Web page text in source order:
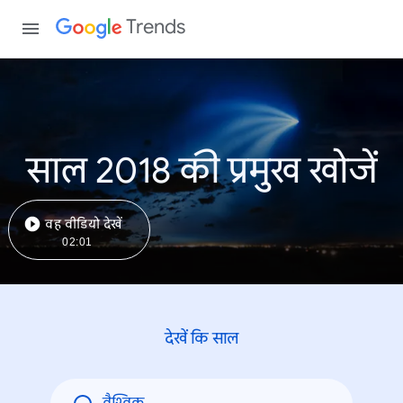
Trends
साल 2018 की प्रमुख खोजें
वह वीडियो देखें
02:01
देखें कि साल